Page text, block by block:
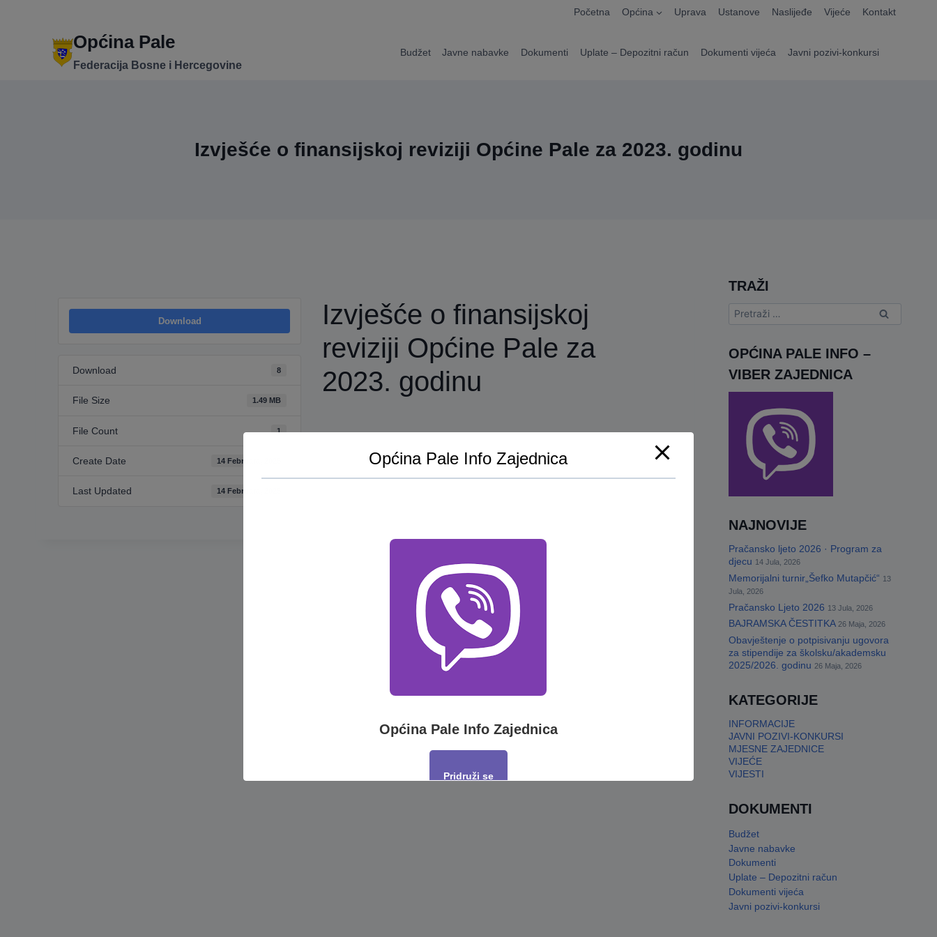
Početna Općina Uprava Ustanove Naslijeđe Vijeće Kontakt
Općina Pale
Federacija Bosne i Hercegovine
Budžet Javne nabavke Dokumenti Uplate – Depozitni račun Dokumenti vijeća Javni pozivi-konkursi
Izvješće o finansijskoj reviziji Općine Pale za 2023. godinu
Download
Download 8
File Size 1.49 MB
File Count 1
Create Date 14 Februara, 2025
Last Updated 14 Februara, 2025
Izvješće o finansijskoj
reviziji Općine Pale za
2023. godinu
TRAŽI
Pretraga:
OPĆINA PALE INFO –
VIBER ZAJEDNICA
NAJNOVIJE
Pračansko ljeto 2026 · Program za
djecu 14 Jula, 2026
Memorijalni turnir„Šefko Mutapčić“ 13
Jula, 2026
Pračansko Ljeto 2026 13 Jula, 2026
BAJRAMSKA ČESTITKA 26 Maja, 2026
Obavještenje o potpisivanju ugovora
za stipendije za školsku/akademsku
2025/2026. godinu 26 Maja, 2026
KATEGORIJE
INFORMACIJE
JAVNI POZIVI-KONKURSI
MJESNE ZAJEDNICE
VIJEĆE
VIJESTI
DOKUMENTI
Budžet
Javne nabavke
Dokumenti
Uplate – Depozitni račun
Dokumenti vijeća
Javni pozivi-konkursi
Općina Pale Info Zajednica
Općina Pale Info Zajednica
Pridruži se